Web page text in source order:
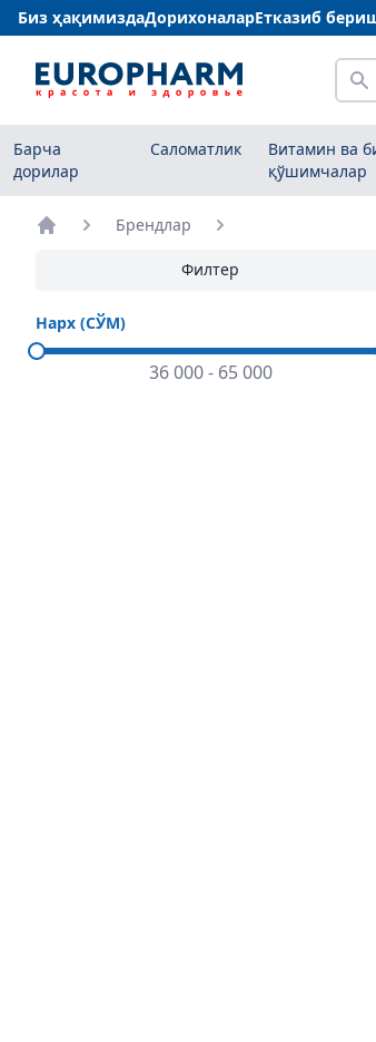
Биз ҳақимиздаДорихоналарЕтказиб
Барча
дорилар
Саломатлик
Витамин ва
қўшимчалар
Брендлар
Филтер
Нарх (СЎМ)
36 000- 65 000